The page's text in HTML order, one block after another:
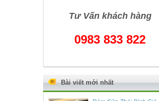
Tư Vấn khách hàng
0983 833 822
Bài viết mới nhất